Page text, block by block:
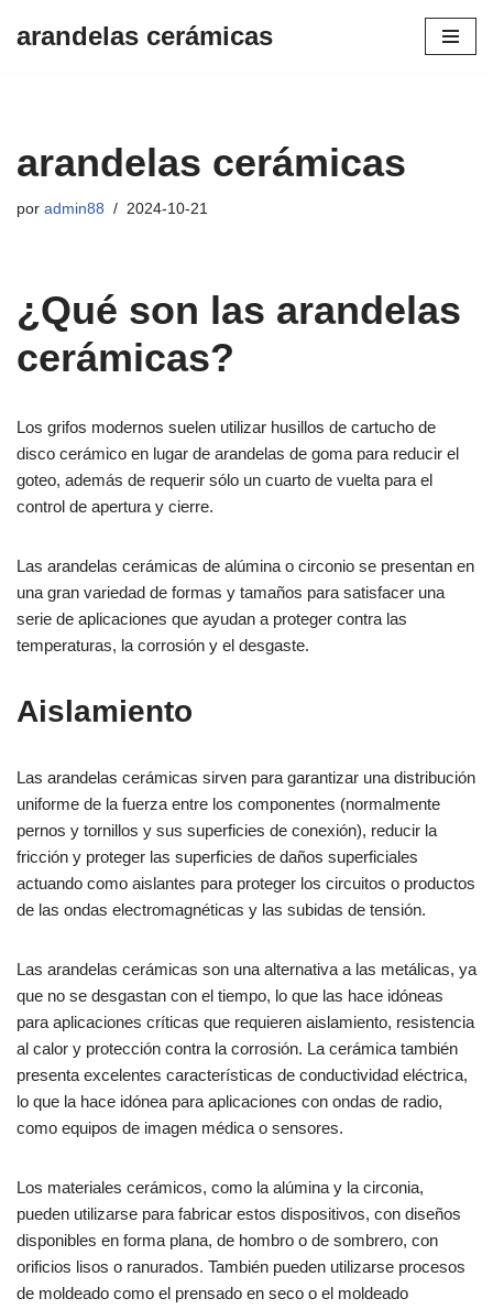
arandelas cerámicas
arandelas cerámicas
por admin88 2024-10-21
¿Qué son las arandelas
cerámicas?
Los grifos modernos suelen utilizar husillos de cartucho de
disco cerámico en lugar de arandelas de goma para reducir el
goteo, además de requerir sólo un cuarto de vuelta para el
control de apertura y cierre.
Las arandelas cerámicas de alúmina o circonio se presentan en
una gran variedad de formas y tamaños para satisfacer una
serie de aplicaciones que ayudan a proteger contra las
temperaturas, la corrosión y el desgaste.
Aislamiento
Las arandelas cerámicas sirven para garantizar una distribución
uniforme de la fuerza entre los componentes (normalmente
pernos y tornillos y sus superficies de conexión), reducir la
fricción y proteger las superficies de daños superficiales
actuando como aislantes para proteger los circuitos o productos
de las ondas electromagnéticas y las subidas de tensión.
Las arandelas cerámicas son una alternativa a las metálicas, ya
que no se desgastan con el tiempo, lo que las hace idóneas
para aplicaciones críticas que requieren aislamiento, resistencia
al calor y protección contra la corrosión. La cerámica también
presenta excelentes características de conductividad eléctrica,
lo que la hace idónea para aplicaciones con ondas de radio,
como equipos de imagen médica o sensores.
Los materiales cerámicos, como la alúmina y la circonia,
pueden utilizarse para fabricar estos dispositivos, con diseños
disponibles en forma plana, de hombro o de sombrero, con
orificios lisos o ranurados. También pueden utilizarse procesos
de moldeado como el prensado en seco o el moldeado